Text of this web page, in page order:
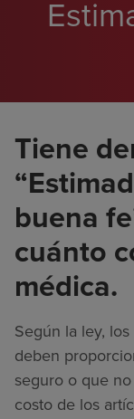
Tiene
buena
cuánto
médica.
Según la ley,
deben
seguro o que
costo de los